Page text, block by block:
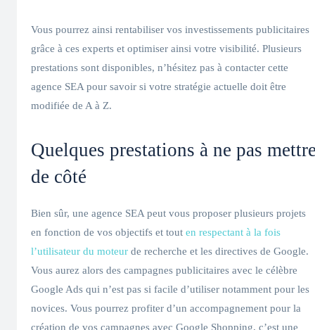
Vous pourrez ainsi rentabiliser vos investissements publicitaires
grâce à ces experts et optimiser ainsi votre visibilité. Plusieurs
prestations sont disponibles, n’hésitez pas à contacter cette
agence SEA pour savoir si votre stratégie actuelle doit être
modifiée de A à Z.
Quelques prestations à ne pas
de côté
Bien sûr, une agence SEA peut vous proposer plusieurs projets
en fonction de vos objectifs et tout en respectant à la fois
l’utilisateur du moteur de recherche et les directives de Google.
Vous aurez alors des campagnes publicitaires avec le célèbre
Google Ads qui n’est pas si facile d’utiliser notamment pour les
novices. Vous pourrez profiter d’un accompagnement pour la
création de vos campagnes avec Google Shopping, c’est une